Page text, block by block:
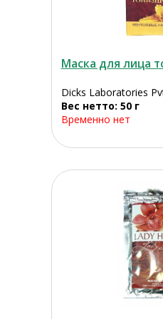
Маска для лица
Dicks Laboratories
Вес нетто: 50 г
Временно нет